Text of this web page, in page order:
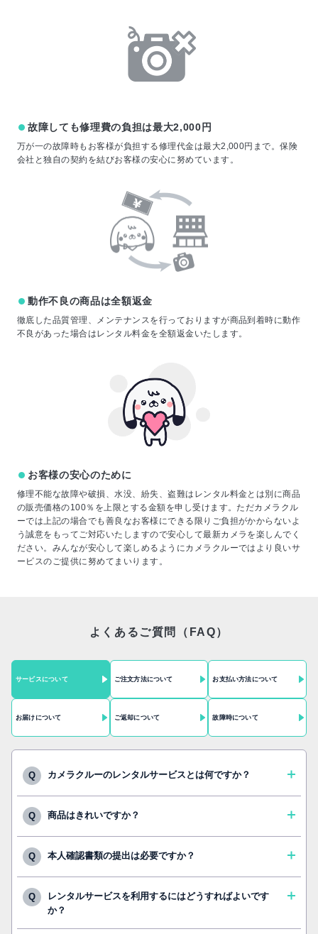
故障しても修理費の負担は最大2,000円
万が一の故障時もお客様が負担する修理代金は最大2,000円まで。保険
会社と独自の契約を結びお客様の安心に努めています。
動作不良の商品は全額返金
徹底した品質管理、メンテナンスを行っておりますが商品到着時に動作
不良があった場合はレンタル料金を全額返金いたします。
お客様の安心のために
修理不能な故障や破損、水没、紛失、盗難はレンタル料金とは別に商品
の販売価格の100％を上限とする金額を申し受けます。ただカメラクル
ーでは上記の場合でも善良なお客様にできる限りご負担がかからないよ
う誠意をもってご対応いたしますので安心して最新カメラを楽しんでく
ださい。みんなが安心して楽しめるようにカメラクルーではより良いサ
ービスのご提供に努めてまいります。
よくあるご質問（FAQ）
サービス について ご注文方法について お支払い方法 について
お届け について ご返却 について 故障時について
Q カメラクルーのレンタルサービスとは何ですか？
Q 商品はきれいですか？
Q 本人確認書類の提出は必要ですか？
Q
レンタルサービスを利用するにはどうすればよいです
か？